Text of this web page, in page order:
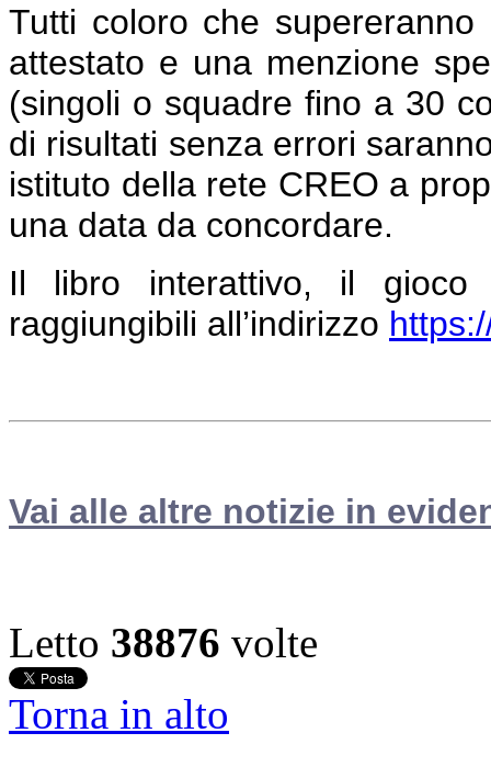
Tutti coloro che
attestato e una menzione
(singoli o squadre fino a 30
di risultati senza errori
istituto della rete CREO a
una data da concordare.
Il libro interattivo, il
raggiungibili all’indirizzo
Vai alle altre notizie in
Letto 38876 volte
Torna in alto